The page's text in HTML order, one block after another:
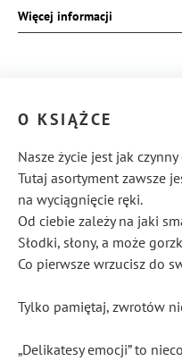
ISBN:
978-83-8245-853-4
Więcej informacji
O KSIĄŻCE
Nasze życie jest jak
Tutaj asortyment zawsze
na wyciągnięcie ręki.
Od ciebie zależy na jaki
Słodki, słony, a może
Co pierwsze wrzucisz do
Tylko pamiętaj, zwrotów
„Delikatesy emocji” to